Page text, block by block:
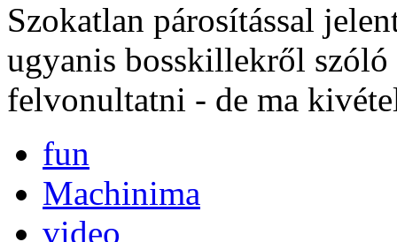
Szokatlan párosítással
ugyanis bosskillekről
felvonultatni - de ma
fun
Machinima
video